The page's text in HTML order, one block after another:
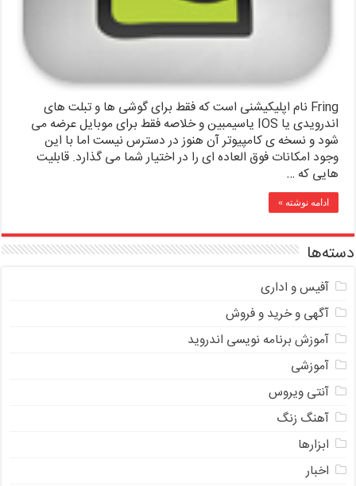
Fring نام اپلیکیشنی است که فقط برای گوشی ها و تبلت های
اندرویدی یا IOS یاسیمبین و خلاصه فقط برای موبایل عرضه می
شود و نسخه ی کامپیوتر آن هنوز در دسترس نیست اما با این
وجود امکانات فوق العاده ای را در اختیار شما می گذارد. قابلیت
هایی که …
ادامه نوشته »
دسته‌ها
آفیس و اداری
آگهی و خرید و فروش
آموزش برنامه نویسی اندروید
آموزشی
آنتی ویروس
آهنگ زنگ
ابزارها
اخبار